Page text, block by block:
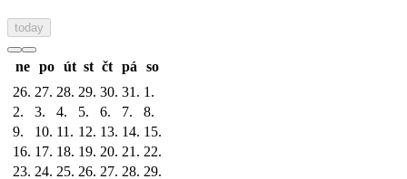
today
ne po út st čt pá
so
26. 27. 28. 29. 30. 31. 1.
2.
3. 4. 5. 6. 7.
8.
9.
10. 11. 12. 13. 14. 15.
16. 17. 18. 19. 20. 21. 22.
23. 24. 25. 26. 27. 28. 29.